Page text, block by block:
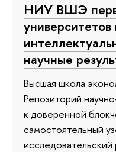
НИУ ВШЭ
научные
Высшая школа
Репозиторий
к доверенной
самостоятельный